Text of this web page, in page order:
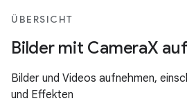
ÜBERSICHT
Bilder mit CameraX
Bilder und Videos aufnehmen,
und Effekten